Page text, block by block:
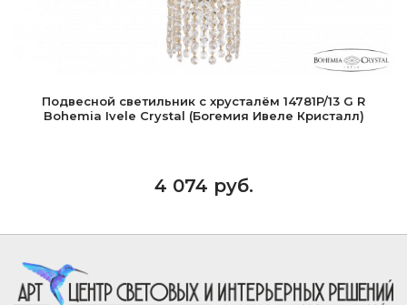
Подвесной светильник с хрусталём 14781P/13 G R
Bohemia Ivele Crystal (Богемия Ивеле Кристалл)
4 074 руб.